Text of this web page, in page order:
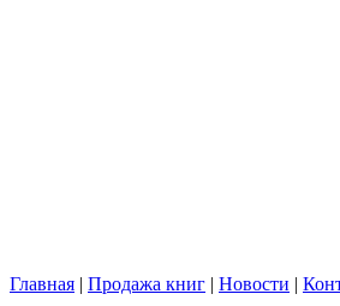
Главная | Продажа книг | Новости |